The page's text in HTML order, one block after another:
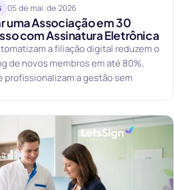
05 de mai. de 2026
uma Associação em 30
com Assinatura Eletrônica
a filiação digital reduzem o
de novos membros em até 80%,
profissionalizam a gestão sem